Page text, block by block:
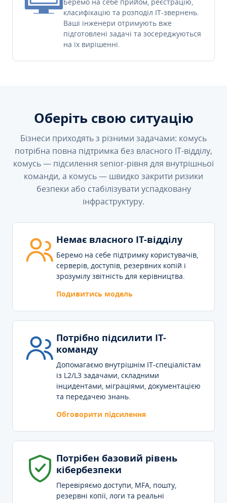
класифікацію та розподіл IT-звернень.
Ваші інженери отримують вже
підготовлені задачі та зосереджуються
на їх вирішенні.
Оберіть свою ситуацію
Бізнеси приходять з різними задачами: комусь
потрібна повна підтримка без власного IT-відділу,
комусь — підсилення senior-рівня для внутрішньої
команди, а комусь — швидко закрити ризики
безпеки або стабілізувати успадковану
інфраструктуру.
Немає власного IT-відділу
Беремо на себе підтримку користувачів,
серверів, доступів, резервних копій і
зрозумілу звітність для керівництва.
Подивитись модель
Потрібно підсилити IT-
команду
Допомагаємо внутрішнім IT-спеціалістам
із L2/L3 задачами, складними
інцидентами, міграціями, документацією
та передачею знань.
Обговорити підсилення
Потрібен базовий рівень
кібербезпеки
Перевіряємо доступи, MFA, пошту,
резервні копії, логи та реальні